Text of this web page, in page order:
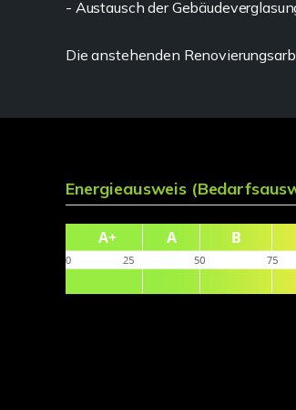
- Austausch der
Die anstehenden
Energieausweis